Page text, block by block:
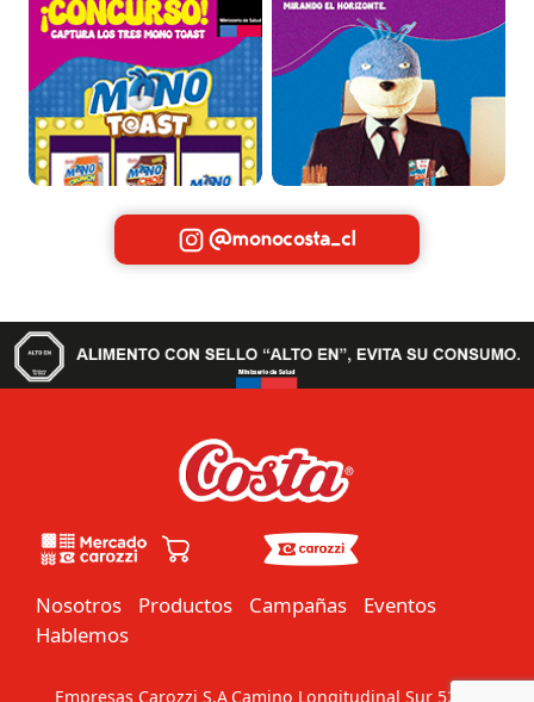
@monocosta_cl
Nosotros Productos Campañas
Eventos
Hablemos
Empresas Carozzi S.A Camino Longitudinal Sur 5201